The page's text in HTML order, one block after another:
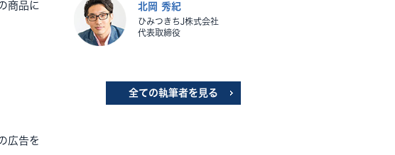
商品に
広告を
北岡 秀紀
ひみつきちJ株式会社
代表取締役
全ての執筆者を見る